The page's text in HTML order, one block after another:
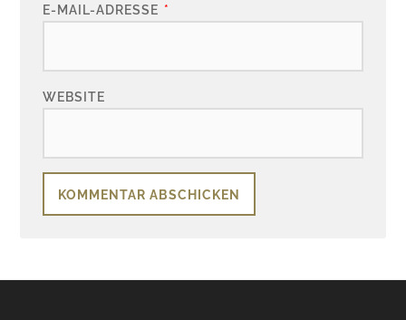
E-MAIL-ADRESSE *
WEBSITE